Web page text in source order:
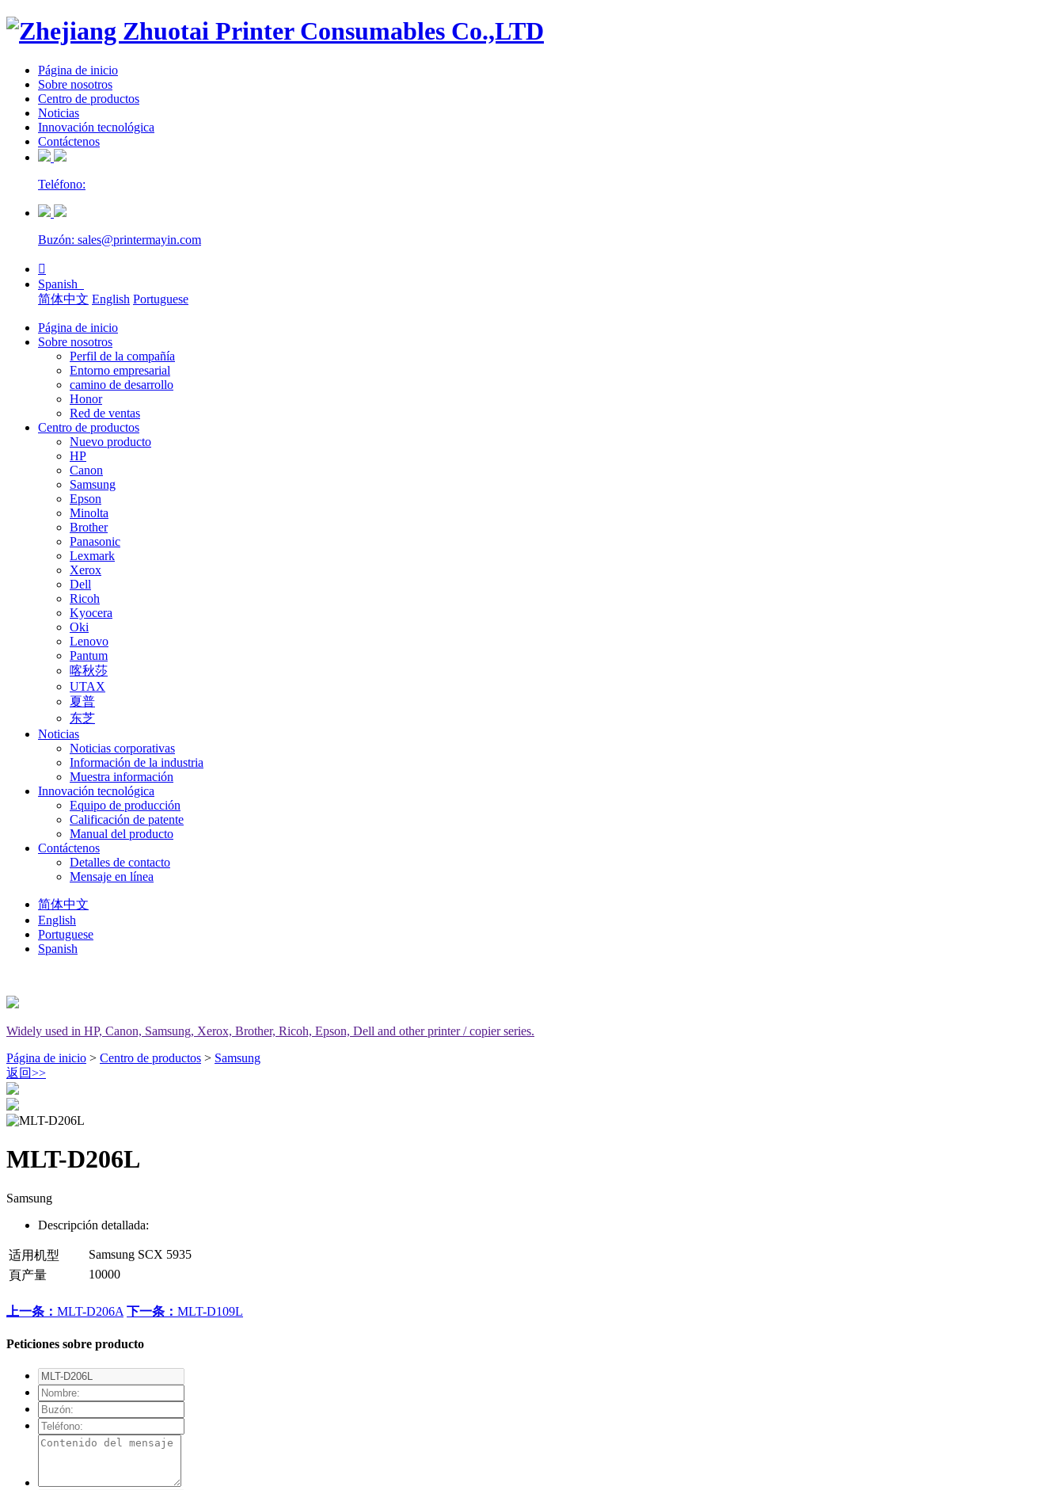
Página de inicio
Sobre nosotros
Centro de productos
Noticias
Innovación tecnológica
Contáctenos
Teléfono:
Buzón: sales@printermayin.com

Spanish
简体中文 English Portuguese
Página de inicio
Sobre nosotros
Perfil de la compañía
Entorno empresarial
camino de desarrollo
Honor
Red de ventas
Centro de productos
Nuevo producto
HP
Canon
Samsung
Epson
Minolta
Brother
Panasonic
Lexmark
Xerox
Dell
Ricoh
Kyocera
Oki
Lenovo
Pantum
喀秋莎
UTAX
夏普
东芝
Noticias
Noticias corporativas
Información de la industria
Muestra información
Innovación tecnológica
Equipo de producción
Calificación de patente
Manual del producto
Contáctenos
Detalles de contacto
Mensaje en línea
简体中文
English
Portuguese
Spanish
Widely used in HP, Canon, Samsung, Xerox, Brother, Ricoh, Epson, Dell and other printer / copier series.
Página de inicio > Centro de productos > Samsung
返回>>
MLT-D206L
Samsung
Descripción detallada:
适用机型
Samsung SCX 5935
頁产量
10000
上一条： MLT-D206A 下一条： MLT-D109L
Peticiones sobre producto